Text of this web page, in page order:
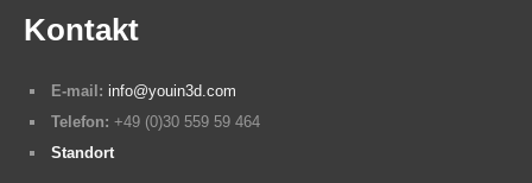
Kontakt
E-mail: info@youin3d.com
Telefon: +49 (0)30 559 59 464
Standort